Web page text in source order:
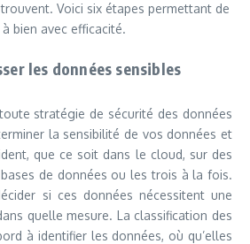
Voici six étapes permettant de
bien avec efficacité.
les données sensibles
stratégie de sécurité des données
la sensibilité de vos données et
que ce soit dans le cloud, sur des
de données ou les trois à la fois.
si ces données nécessitent une
quelle mesure. La classification des
à identifier les données, où qu’elles